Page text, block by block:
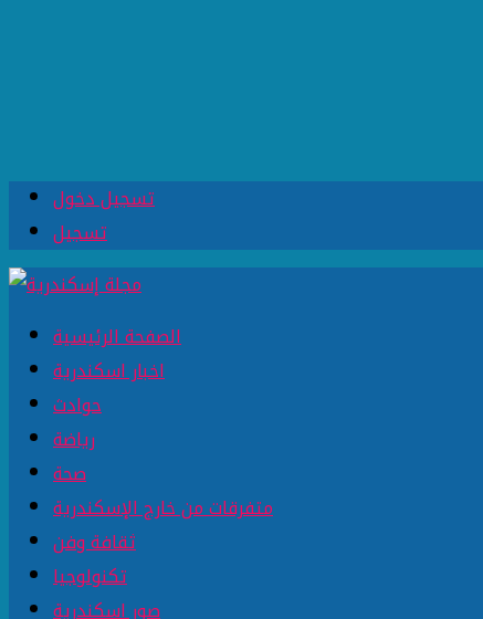
تسجيل دخول
تسجيل
الصفحة الرئيسية
اخبار اسكندرية
حوادث
رياضة
صحة
متفرقات من خارج الإسكندرية
ثقافة وفن
تكنولوجيا
صور اسكندرية